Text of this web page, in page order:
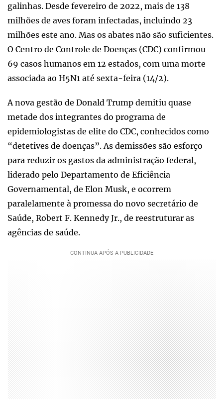
galinhas. Desde fevereiro de 2022, mais de 138
milhões de aves foram infectadas, incluindo 23
milhões este ano. Mas os abates não são suficientes.
O Centro de Controle de Doenças (CDC) confirmou
69 casos humanos em 12 estados, com uma morte
associada ao H5N1 até sexta-feira (14/2).
A nova gestão de Donald Trump demitiu quase
metade dos integrantes do programa de
epidemiologistas de elite do CDC, conhecidos como
“detetives de doenças”. As demissões são esforço
para reduzir os gastos da administração federal,
liderado pelo Departamento de Eficiência
Governamental, de Elon Musk, e ocorrem
paralelamente à promessa do novo secretário de
Saúde, Robert F. Kennedy Jr., de reestruturar as
agências de saúde.